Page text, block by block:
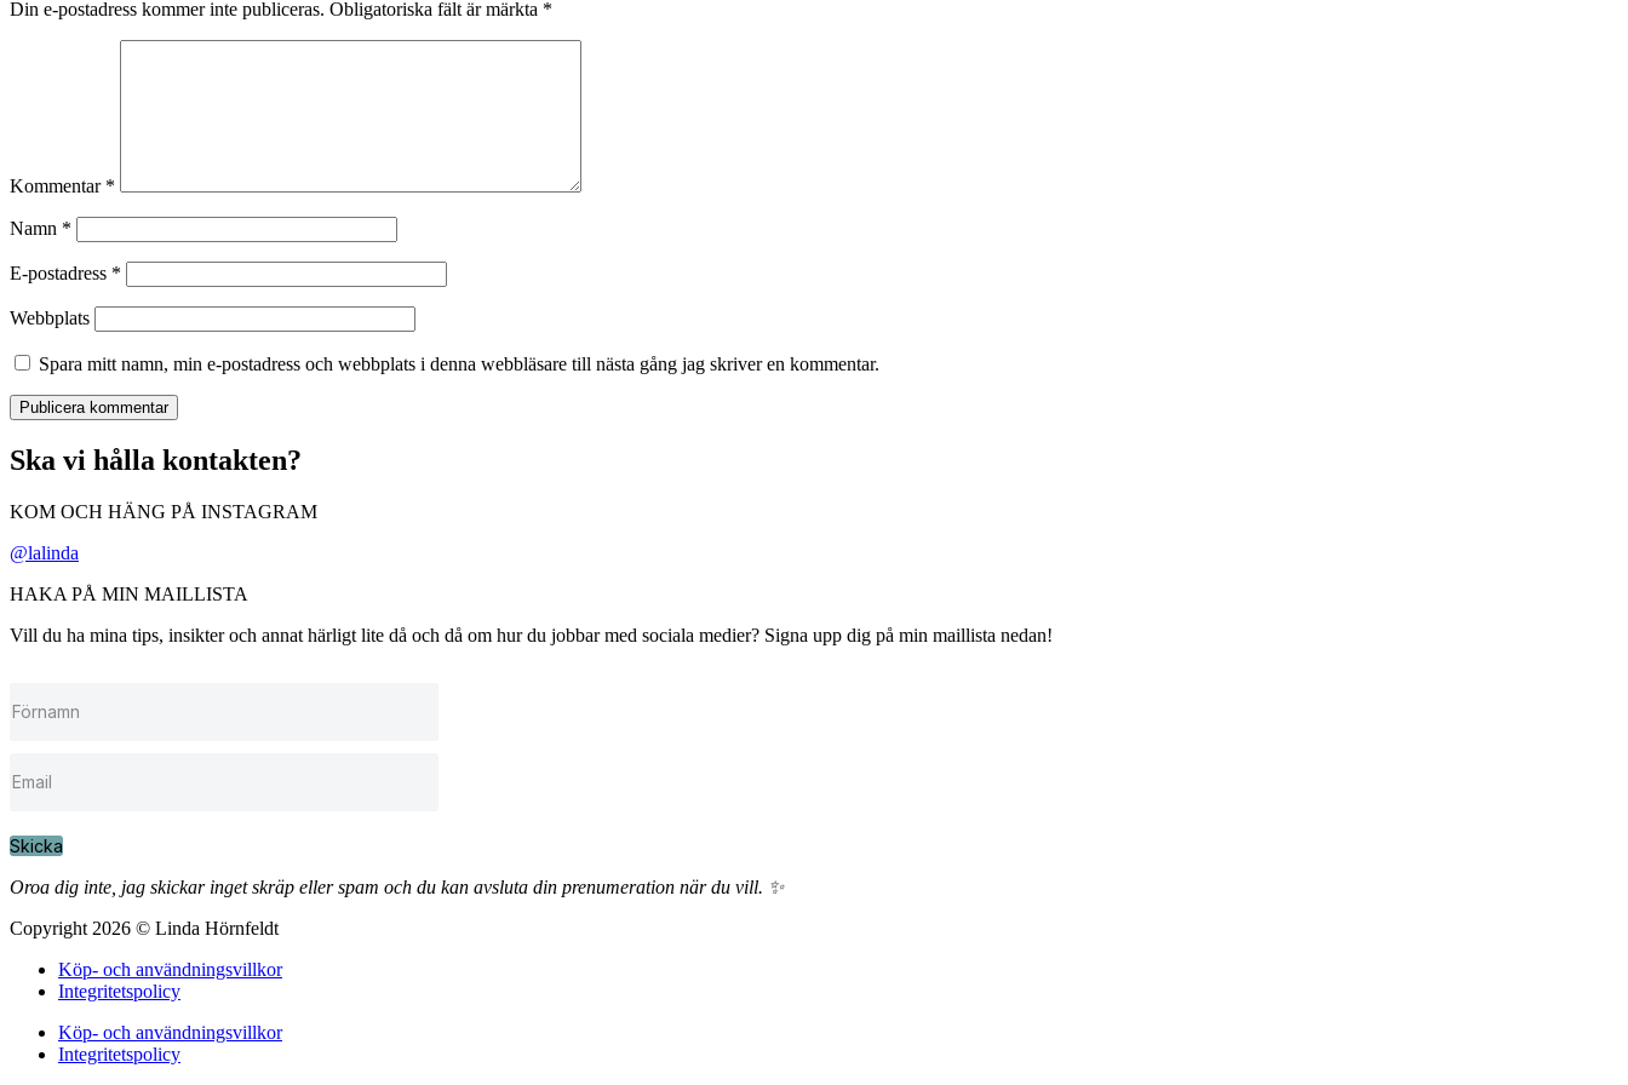
Din e-postadress kommer inte publiceras. Obligatoriska fält är märkta *
Kommentar *
Namn *
E-postadress *
Webbplats
Spara mitt namn, min e-postadress och webbplats i denna webbläsare till nästa gång jag skriver en kommentar.
Ska vi hålla kontakten?
KOM OCH HÄNG PÅ INSTAGRAM
@lalinda
HAKA PÅ MIN MAILLISTA
Vill du ha mina tips, insikter och annat härligt lite då och då om hur du jobbar med sociala medier? Signa upp dig på min maillista nedan!
Skicka
Oroa dig inte, jag skickar inget skräp eller spam och du kan avsluta din prenumeration när du vill. ✨
Copyright 2026 © Linda Hörnfeldt
Köp- och användningsvillkor
Integritetspolicy
Köp- och användningsvillkor
Integritetspolicy